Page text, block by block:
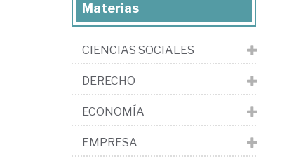
Materias
CIENCIAS SOCIALES
DERECHO
ECONOMÍA
EMPRESA